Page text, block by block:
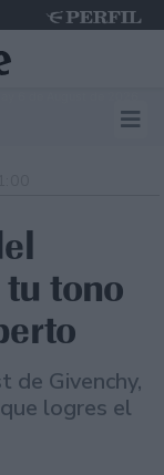
tono
de Givenchy,
logres el